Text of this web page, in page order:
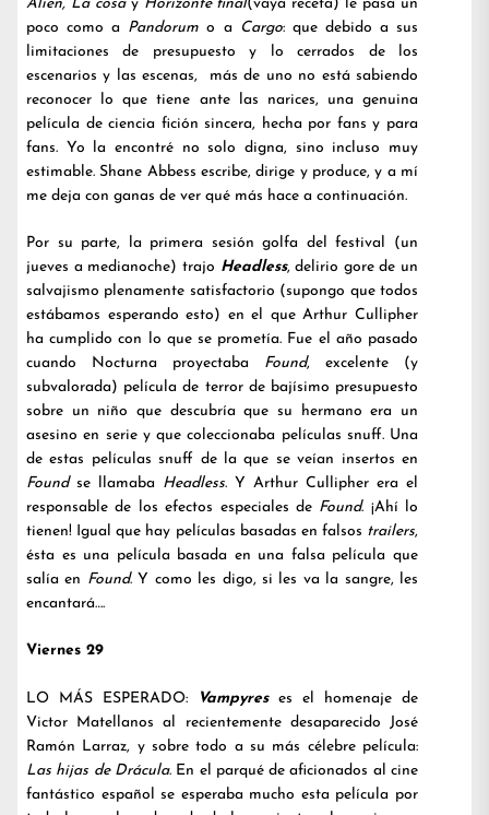
Alien, La cosay Horizonte final(vaya receta) le pasa un
poco como a Pandorumo a Cargo: que debido a sus
limitaciones de presupuesto y lo cerrados de los
escenarios y las escenas, más de uno no está sabiendo
reconocer lo que tiene ante las narices, una genuina
película de ciencia fición sincera, hecha por fans y para
fans. Yo la encontré no solo digna, sino incluso muy
estimable. Shane Abbess escribe, dirige y produce, y a mí
me deja con ganas de ver qué más hace a continuación.
Por su parte, la primera sesión golfa del festival (un
jueves a medianoche) trajo Headless, delirio gore de un
salvajismo plenamente satisfactorio (supongo que todos
estábamos esperando esto) en el que Arthur Cullipher
ha cumplido con lo que se prometía. Fue el año pasado
cuando Nocturna proyectaba Found, excelente (y
subvalorada) película de terror de bajísimo presupuesto
sobre un niño que descubría que su hermano era un
asesino en serie y que coleccionaba películas snuff. Una
de estas películas snuff de la que se veían insertos en
Foundse llamaba Headless. Y Arthur Cullipher era el
responsable de los efectos especiales de Found. ¡Ahí lo
tienen! Igual que hay películas basadas en falsos trailers,
ésta es una película basada en una falsa película que
salía en Found. Y como les digo, si les va la sangre, les
encantará….
Viernes 29
LO MÁS ESPERADO: Vampyreses el homenaje de
Victor Matellanos al recientemente desaparecido José
Ramón Larraz, y sobre todo a su más célebre película:
Las hijas de Drácula. En el parqué de aficionados al cine
fantástico español se esperaba mucho esta película por